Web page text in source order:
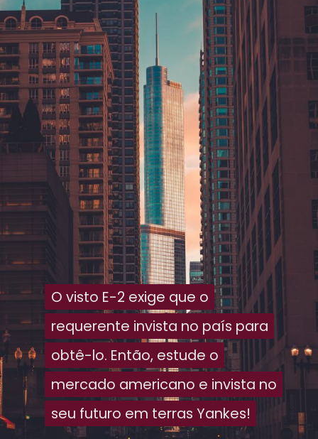
O visto E-2 exige que o
requerente invista no país para
obtê-lo. Então, estude o
mercado americano e invista no
seu futuro em terras Yankes!
O visto E-2 exige que o
requerente invista no país para
obtê-lo. Então, estude o
mercado americano e invista no
seu futuro em terras Yankes!